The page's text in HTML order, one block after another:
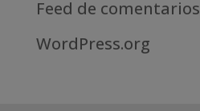
Feed de comentarios
WordPress.org